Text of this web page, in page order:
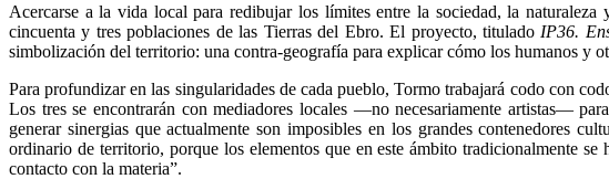
Acercarse a la vida local para redibujar los límites entre la sociedad, la
cincuenta y tres poblaciones de las Tierras del Ebro. El proyecto, titulado IP36.
simbolización del territorio: una contra-geografía para explicar cómo los humanos y
Para profundizar en las singularidades de cada pueblo, Tormo trabajará codo con
Los tres se encontrarán con mediadores locales —no necesariamente artistas—
generar sinergias que actualmente son imposibles en los grandes contenedores
ordinario de territorio, porque los elementos que en este ámbito tradicionalmente
contacto con la materia”.